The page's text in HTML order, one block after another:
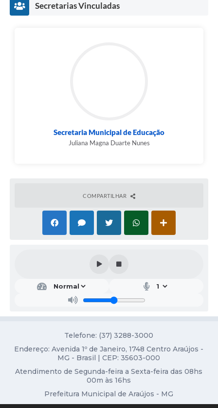
Arquivos para Download
Galeria de Vídeos
Serviços Online
Secretarias Vinculadas
Secretaria Municipal de Educação
Juliana Magna Duarte Nunes
COMPARTILHAR
Telefone: (37) 3288-3000
Endereço: Avenida 1º de Janeiro, 1748 Centro Araújos -
MG - Brasil | CEP: 35603-000
Atendimento de Segunda-feira a Sexta-feira das 08hs
00m às 16hs
Prefeitura Municipal de Araújos - MG